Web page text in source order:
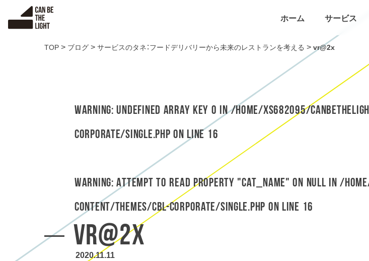
ホーム サービス
TOP > ブログ > サービスのタネ：フードデリバリーから未来のレストランを考える > vr@2x
Warning: Undefined array key 0 in/home/xs682095/
corporate/single.phpon line16
Warning: Attempt to read property "cat_name" on null in/
content/themes/cbl-corporate/single.phpon line 16
vr@2x
2020.11.11